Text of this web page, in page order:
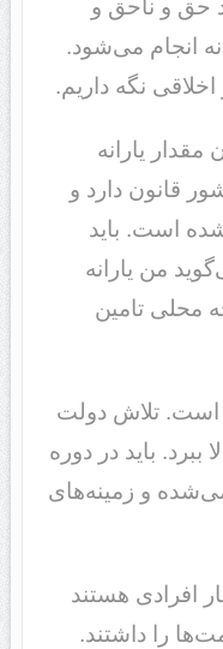
حق و ناحق و
انجام می‌شود.
نگه داریم.
یارانه
قانون دارد و
است. باید
من یارانه
محلی تامین
است. تلاش دولت
ببرد. باید در دوره
و زمینه‌های
افرادی هستند
را داشتند.